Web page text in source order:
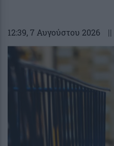
12:39, 7 Αυγούστου 2026 ||